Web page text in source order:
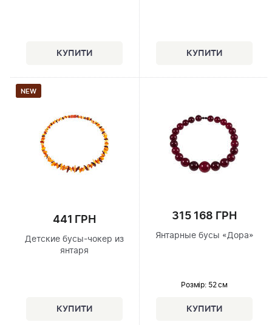
NEW
441 ГРН
Детские бусы-чокер из
янтаря
315 168 ГРН
Янтарные бусы «Дора»
Розмір: 52 см